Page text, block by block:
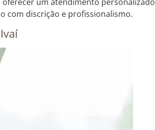
com discrição e profissionalismo.